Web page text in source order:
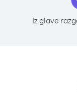
Iz glave